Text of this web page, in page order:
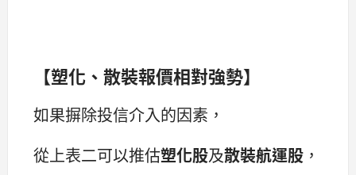
【塑化、散裝報價相對強勢】
如果摒除投信介入的因素，
從上表二可以推估塑化股及散裝航運股 ，